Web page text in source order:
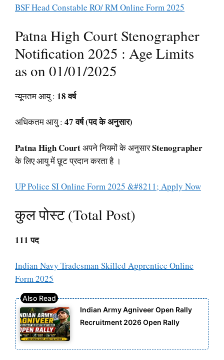
BSF Head Constable RO/ RM Online Form 2025
Patna High Court Stenographer
Notification 2025 : Age Limits
as on 01/01/2025
न्यूनतम आयु : 18 वर्ष
अधिकतम आयु : 47 वर्ष (पद के अनुसार)
Patna High Courtअपने नियमों के अनुसारStenographer
के लिए आयु में छूट प्रदान करता है ।
UP Police SI Online Form 2025 &#8211; Apply Now
कुल पोस्ट (Total Post)
111 पद
Indian Navy Tradesman Skilled Apprentice Online
Form 2025
Indian Army Agniveer Open Rally
Recruitment 2026 Open Rally